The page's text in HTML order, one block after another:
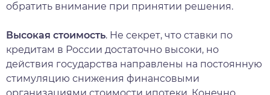
обратить внимание при принятии решения.
Высокая стоимость. Не секрет, что ставки по
кредитам в России достаточно высоки, но
действия государства направлены на постоянную
стимуляцию снижения финансовыми